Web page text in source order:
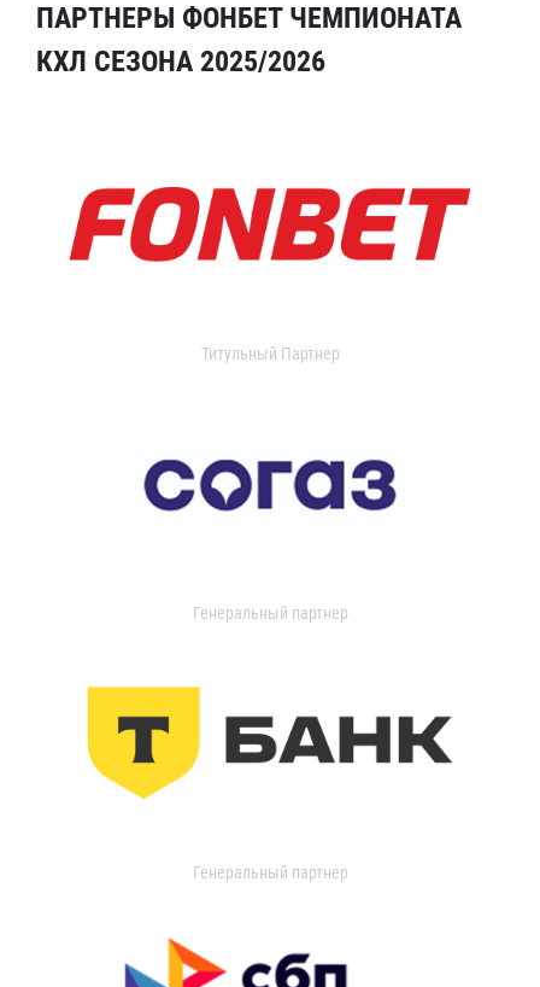
ПАРТНЕРЫ ФОНБЕТ ЧЕМПИОНАТА
КХЛ СЕЗОНА 2025/2026
Титульный Партнер
Генеральный партнер
Генеральный партнер